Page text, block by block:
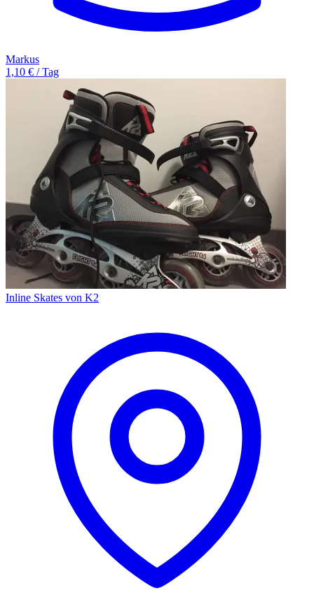
Markus
1,10 € / Tag
Inline Skates von K2